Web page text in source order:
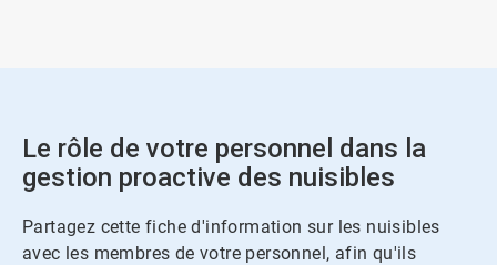
Le rôle de votre personnel dans la
gestion proactive des nuisibles​​​​​​​
Partagez cette fiche d'information sur les nuisibles
avec les membres de votre personnel, afin qu'ils